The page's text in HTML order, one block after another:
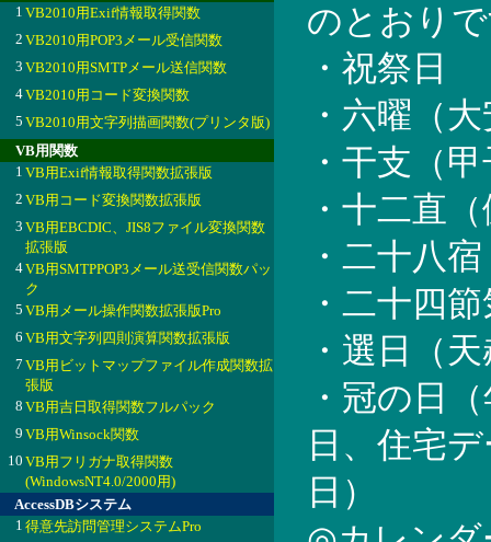
1 VB2010用Exif情報取得関数
2 VB2010用POP3メール受信関数
3 VB2010用SMTPメール送信関数
4VB2010用コード変換関数
5 VB2010用文字列描画関数(プリンタ版)
VB用関数
1 VB用Exif情報取得関数拡張版
2 VB用コード変換関数拡張版
3 VB用EBCDIC、JIS8ファイル変換関数
拡張版
4VB用SMTPPOP3メール送受信関数パッ
ク
5 VB用メール操作関数拡張版Pro
6 VB用文字列四則演算関数拡張版
7 VB用ビットマップファイル作成関数拡
張版
8 VB用吉日取得関数フルパック
9 VB用Winsock関数
10 VB用フリガナ取得関数
(WindowsNT4.0/2000用)
AccessDBシステム
1 得意先訪問管理システムPro
のとおり
・祝祭日
・六曜（
・干支（
・十二直
・二十八
・二十四
・選日（
・冠の日
日、住宅
日）